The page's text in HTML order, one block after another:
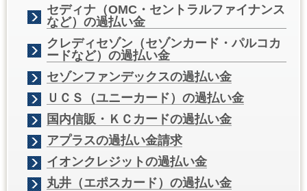
セディナ（OMC・セントラルファイナンス
など）の過払い金
クレディセゾン（セゾンカード・パルコカ
ードなど）の過払い金
セゾンファンデックスの過払い金
ＵＣＳ（ユニーカード）の過払い金
国内信販・ＫＣカードの過払い金
アプラスの過払い金請求
イオンクレジットの過払い金
丸井（エポスカード）の過払い金